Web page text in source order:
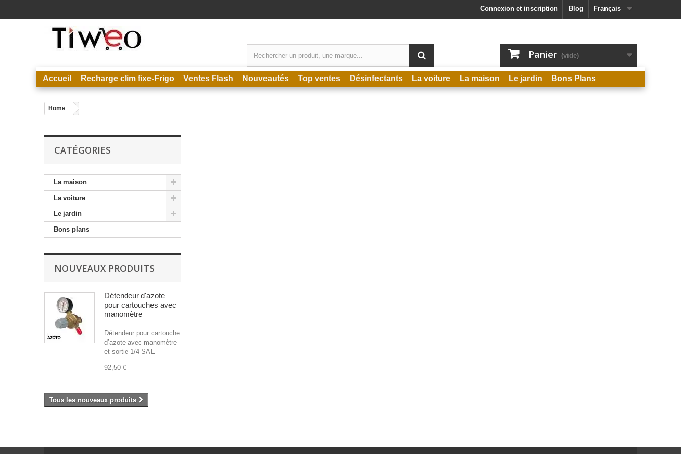
Français
Blog
Connexion et inscription
Panier (vide)
Accueil Recharge clim fixe-Frigo Ventes Flash Nouveautés Top ventes Désinfectants La voiture La maison Le jardin Bons Plans
Home
CATÉGORIES
La maison
La voiture
Le jardin
Bons plans
NOUVEAUX PRODUITS
Détendeur d'azote
pour cartouches avec
manomètre
Détendeur pour cartouche
d’azote avec manomètre
et sortie 1/4 SAE
92,50 €
Tous les nouveaux produits